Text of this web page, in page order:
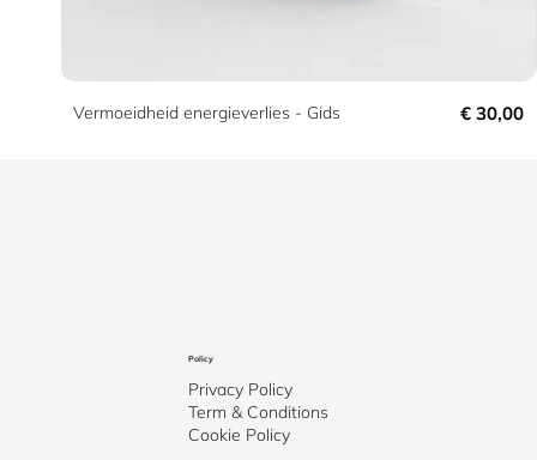
Vermoeidheid energieverlies - Gids Prijs
€ 30,00
Privacy Policy
Term & Conditions
Cookie Policy
Policy